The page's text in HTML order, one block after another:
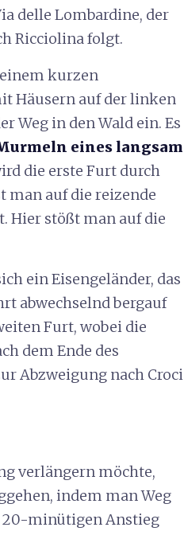
delle Lombardine, der
Ricciolina folgt.
kurzen
Häusern auf der linken
Weg in den Wald ein. Es
eines langsam
die erste Furt durch
man auf die reizende
Hier stößt man auf die
ein Eisengeländer, das
abwechselnd bergauf
Furt, wobei die
dem Ende des
Abzweigung nach Croci
verlängern möchte,
indem man Weg
20-minütigen Anstieg